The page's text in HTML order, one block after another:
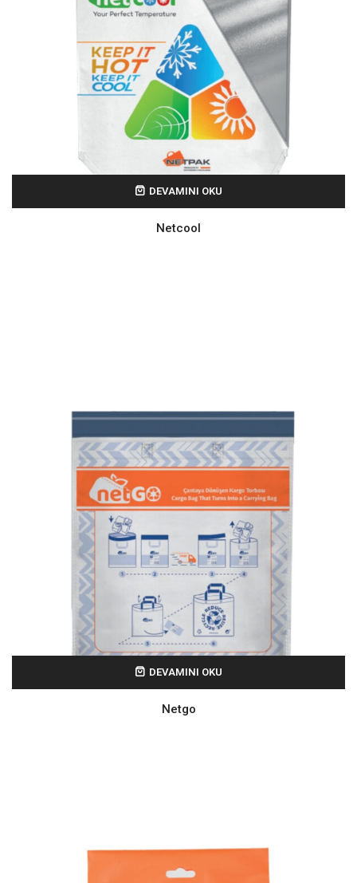
DEVAMINI OKU
Netcool
DEVAMINI OKU
Netgo